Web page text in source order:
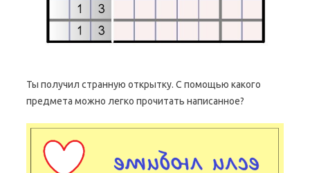
Ты получил странную открытку. С помощью какого
предмета можно легко прочитать написанное?